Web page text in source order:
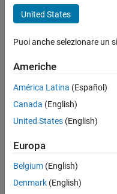
'sldrtkernel'
arguments
of type
'char'
ali
16 Apr
2024
2
Risposte
United States
Puoi anche selezionare un
Americhe
América Latina (Español)
Canada (English)
United States (English)
Europa
Belgium (English)
Denmark (English)